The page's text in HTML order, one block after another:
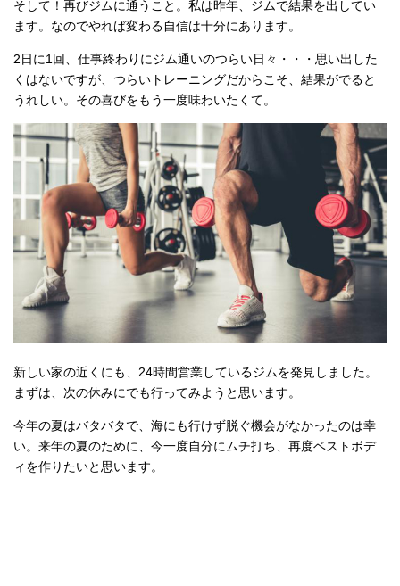
そして！再びジムに通うこと。私は昨年、ジムで結果を出してい
ます。なのでやれば変わる自信は十分にあります。
2日に1回、仕事終わりにジム通いのつらい日々・・・思い出した
くはないですが、つらいトレーニングだからこそ、結果がでると
うれしい。その喜びをもう一度味わいたくて。
新しい家の近くにも、24時間営業しているジムを発見しました。
まずは、次の休みにでも行ってみようと思います。
今年の夏はバタバタで、海にも行けず脱ぐ機会がなかったのは幸
い。来年の夏のために、今一度自分にムチ打ち、再度ベストボデ
ィを作りたいと思います。